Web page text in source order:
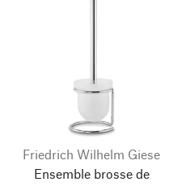
Friedrich Wilhelm Giese
Ensemble brosse de